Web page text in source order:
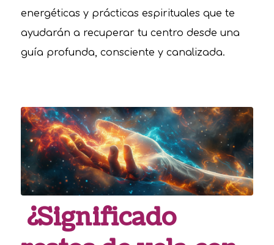
energéticas y prácticas espirituales que te
ayudarán a recuperar tu centro desde una
guía profunda, consciente y canalizada.
¿Significado